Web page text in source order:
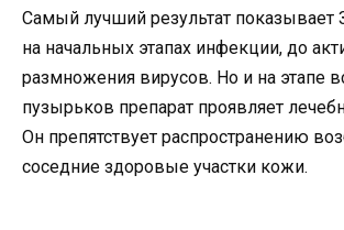
Самый лучший результат показывает
на начальных этапах инфекции, до
размножения вирусов. Но и на этапе
пузырьков препарат проявляет
Он препятствует распространению
соседние здоровые участки кожи.